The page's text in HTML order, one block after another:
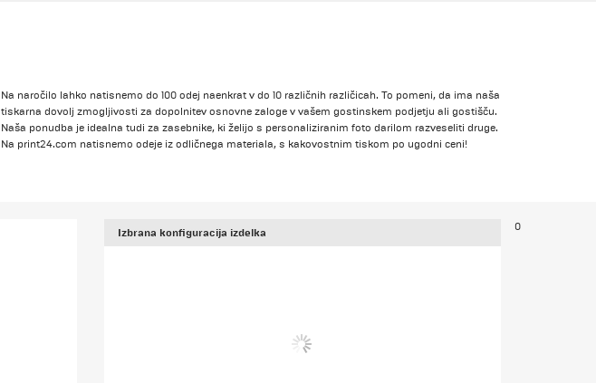
Na naročilo lahko natisnemo do 100 odej naenkrat v do 10 različnih različicah. To pomeni, da ima naša
tiskarna dovolj zmogljivosti za dopolnitev osnovne zaloge v vašem gostinskem podjetju ali gostišču.
Naša ponudba je idealna tudi za zasebnike, ki želijo s personaliziranim foto darilom razveseliti druge.
Na print24.com natisnemo odeje iz odličnega materiala, s kakovostnim tiskom po ugodni ceni!
Izbrana konfiguracija izdelka 0